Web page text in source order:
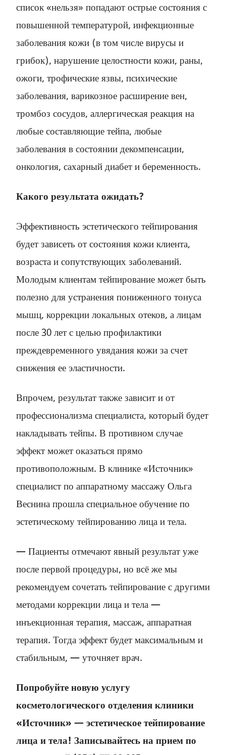
список «нельзя» попадают острые состояния с
повышенной температурой, инфекционные
заболевания кожи (в том числе вирусы и
грибок), нарушение целостности кожи, раны,
ожоги, трофические язвы, психические
заболевания, варикозное расширение вен,
тромбоз сосудов, аллергическая реакция на
любые составляющие тейпа, любые
заболевания в состоянии декомпенсации,
онкология, сахарный диабет и беременность.
Какого результата ожидать?
Эффективность эстетического тейпирования
будет зависеть от состояния кожи клиента,
возраста и сопутствующих заболеваний.
Молодым клиентам тейпирование может быть
полезно для устранения пониженного тонуса
мышц, коррекции локальных отеков, а лицам
после 30 лет с целью профилактики
преждевременного увядания кожи за счет
снижения ее эластичности.
Впрочем, результат также зависит и от
профессионализма специалиста, который будет
накладывать тейпы. В противном случае
эффект может оказаться прямо
противоположным. В клинике «Источник»
специалист по аппаратному массажу Ольга
Веснина прошла специальное обучение по
эстетическому тейпированию лица и тела.
— Пациенты отмечают явный результат уже
после первой процедуры, но всё же мы
рекомендуем сочетать тейпирование с другими
методами коррекции лица и тела —
инъекционная терапия, массаж, аппаратная
терапия. Тогда эффект будет максимальным и
стабильным, — уточняет врач.
Попробуйте новую услугу
косметологического отделения клиники
«Источник» — эстетическое тейпирование
лица и тела! Записывайтесь на прием по